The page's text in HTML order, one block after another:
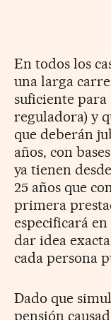
En todos los
una larga
suficiente para
reguladora) y
que deberán
años, con
ya tienen
25 años que
primera
especificará
dar idea
cada persona
Dado que
pensión